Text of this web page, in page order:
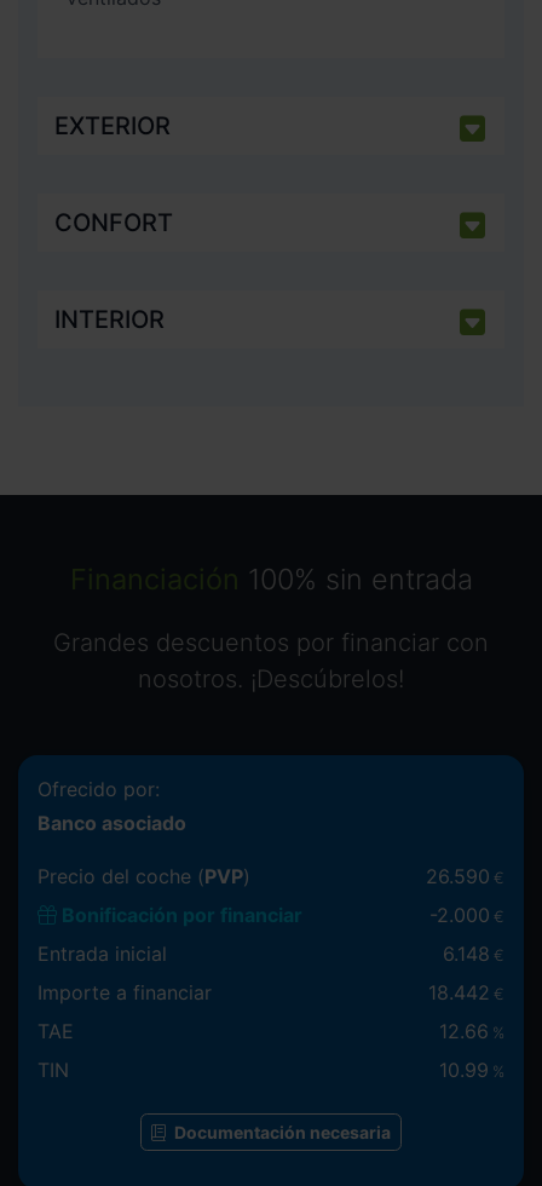
EXTERIOR
CONFORT
INTERIOR
Financiación 100% sin entrada
Grandes descuentos por financiar con
nosotros. ¡Descúbrelos!
Ofrecido por:
Banco asociado
Precio del coche (PVP) 26.590 €
Bonificación por financiar -2.000 €
Entrada inicial 6.148 €
Importe a financiar 18.442 €
TAE 12.66 %
TIN 10.99 %
Documentación necesaria